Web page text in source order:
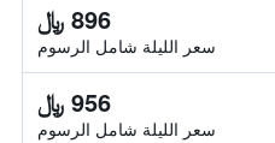
896 ﷼
سعر الليلة شامل الرسوم
956 ﷼
سعر الليلة شامل الرسوم